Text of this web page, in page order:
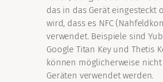
das in das Gerät eingesteckt
wird, dass es NFC
verwendet. Beispiele sind
Google Titan Key und Thetis
können möglicherweise
Geräten verwendet werden.